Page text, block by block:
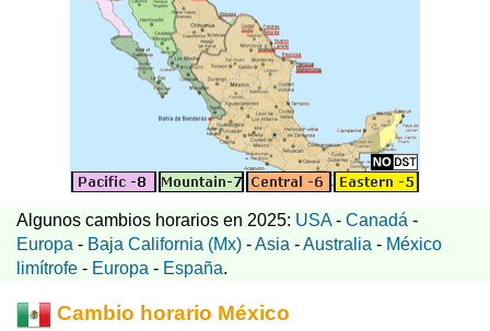
Algunos cambios horarios en 2025: USA- Canadá -
Europa - Baja California (Mx) -Asia -Australia - México
limítrofe - Europa - España.
Cambio horario México